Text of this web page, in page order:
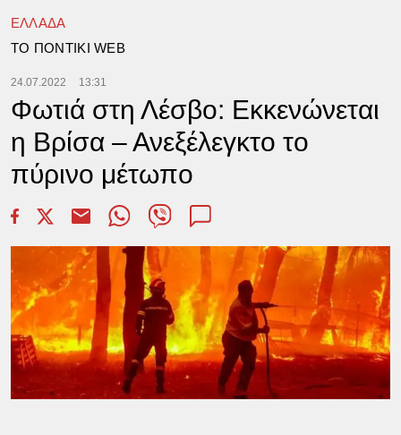
ΕΛΛΑΔΑ
TΟ ΠΟΝΤΙΚΙ WEB
24.07.2022 13:31
Φωτιά στη Λέσβο: Εκκενώνεται
η Βρίσα – Ανεξέλεγκτο το
πύρινο μέτωπο